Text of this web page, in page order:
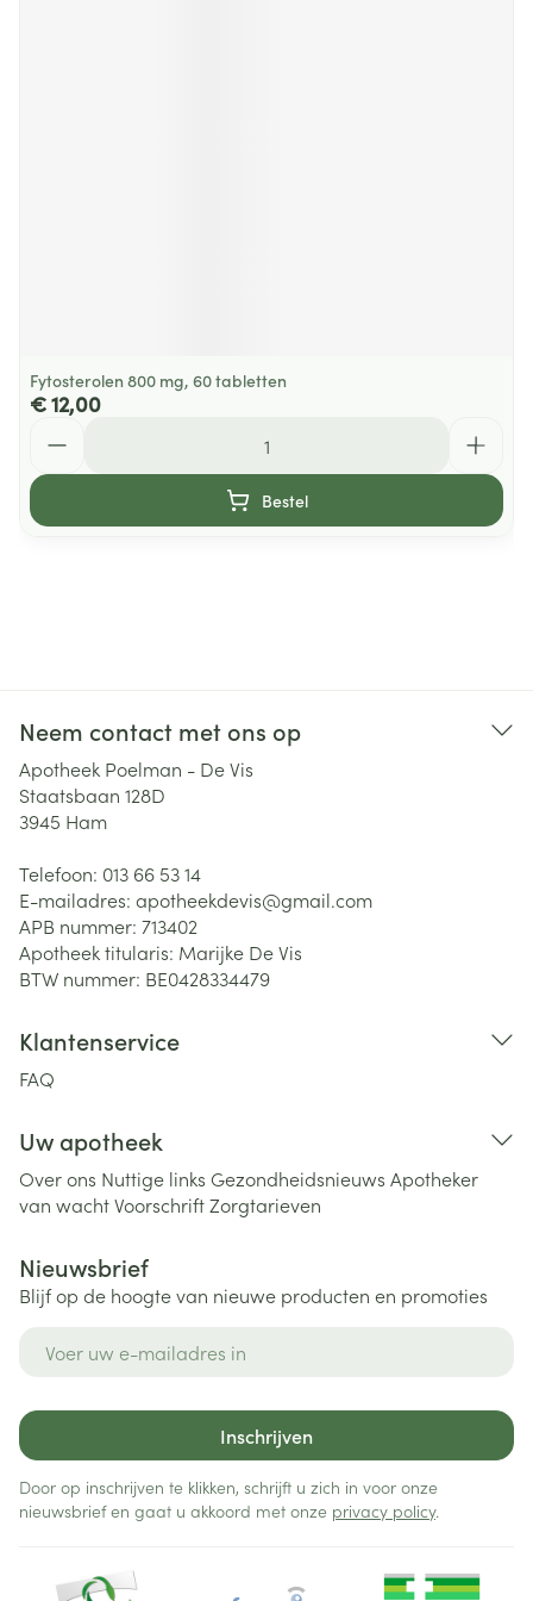
Fytosterolen 800 mg, 60 tabletten
€ 12,00
Bestel
Neem contact met ons op
Apotheek Poelman - De Vis
Staatsbaan 128D
3945 Ham
Telefoon: 013 66 53 14
E-mailadres: apotheekdevis@gmail.com
APB nummer: 713402
Apotheek titularis: Marijke De Vis
BTW nummer: BE0428334479
Klantenservice
FAQ
Uw apotheek
Over ons Nuttige links Gezondheidsnieuws Apotheker
van wachtVoorschriftZorgtarieven
Nieuwsbrief
Blijf op de hoogte van nieuwe producten en promoties
Inschrijven
Door op inschrijven te klikken, schrijft u zich in voor onze
nieuwsbrief en gaat u akkoord met onze privacy policy.